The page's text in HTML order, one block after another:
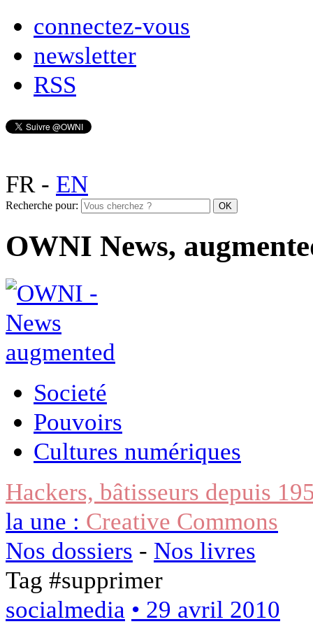
connectez-vous
newsletter
RSS
FR- EN
Recherche pour:
OWNI News,
Societé
Pouvoirs
Cultures numériques
Hackers, bâtisseurs depuis
la une : Creative Commons
Nos dossiers - Nos livres
Tag #supprimer
socialmedia • 29 avril 2010